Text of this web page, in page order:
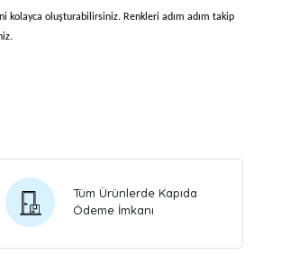
kolayca oluşturabilirsiniz. Renkleri adım adım takip
sağlanır. Bu sayede gökyüzü geçişleri, su
Tüm Ürünlerde Kapıda
Ödeme İmkanı